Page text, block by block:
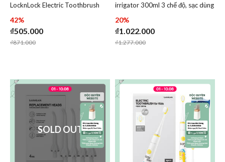
Add Bàn Chải Đánh Răng Điện LocknLock Electric
Add Bàn Chải Đánh Răng Điện
LocknLock Electric Toothbrush
ENR321BLK
42%
₫505.000
Price reduced from
₫871.000to
Add Máy tăm nước
Add Máy
irrigator 300ml 3 chế độ, sạc dùng
20%
₫1.022.000
Price reduced from
₫1.277.000to
SOLD OUT